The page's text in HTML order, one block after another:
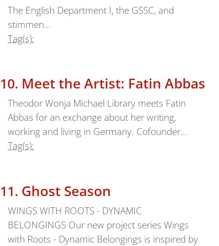
The English Department I, the GSSC, and
stimmen…
Tag(s):
Meet the Artist: Fatin Abbas
Theodor Wonja Michael Library meets Fatin
Abbas for an exchange about her writing,
working and living in Germany. Cofounder…
Tag(s):
Ghost Season
WINGS WITH ROOTS - DYNAMIC
BELONGINGS Our new project series Wings
with Roots - Dynamic Belongings is inspired by